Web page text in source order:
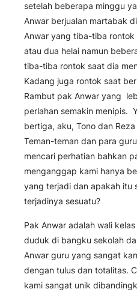
setelah beberapa minggu
Anwar berjualan martabak
Anwar yang tiba-tiba
atau dua helai namun
tiba-tiba rontok saat dia
Kadang juga rontok saat
Rambut pak Anwar yang
perlahan semakin menipis.
bertiga, aku, Tono dan
Teman-teman dan para
mencari perhatian bahkan
menganggap kami hanya
yang terjadi dan apakah itu
terjadinya sesuatu?
Pak Anwar adalah wali
duduk di bangku sekolah
Anwar guru yang sangat
dengan tulus dan totalitas.
kami sangat unik